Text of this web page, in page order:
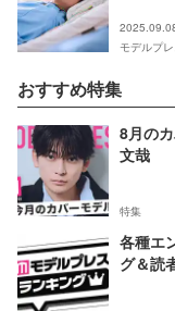
モデルプ
おすすめ特集
8月の
文哉
特集
各種エ
グ＆読